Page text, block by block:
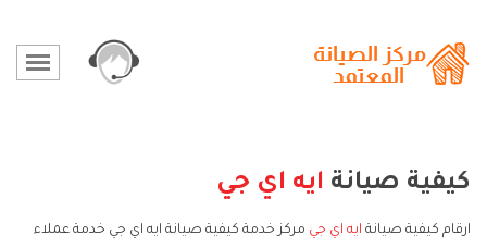
كيفية صيانة ايه اي جي
ارقام كيفية صيانة ايه اي جي مركز خدمة كيفية صيانة ايه اي جي خدمة عملاء